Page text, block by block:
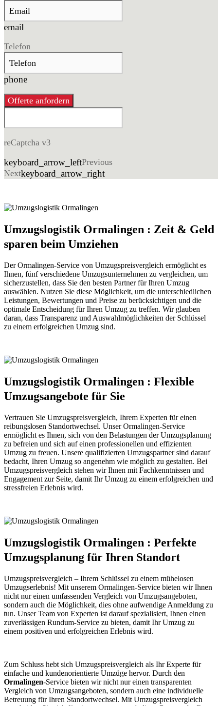
email
Telefon
phone
Offerte anfordern
reCaptcha v3
keyboard_arrow_leftPrevious
Nextkeyboard_arrow_right
Umzugslogistik Ormalingen : Zeit & Geld
sparen beim Umziehen
Der Ormalingen-Service von Umzugspreisvergleich ermöglicht es
Ihnen, fünf verschiedene Umzugsunternehmen zu vergleichen, um
sicherzustellen, dass Sie den besten Partner für Ihren Umzug
auswählen. Nutzen Sie diese Möglichkeit, um die unterschiedlichen
Leistungen, Bewertungen und Preise zu berücksichtigen und die
optimale Entscheidung für Ihren Umzug zu treffen. Wir glauben
daran, dass Transparenz und Auswahlmöglichkeiten der Schlüssel
zu einem erfolgreichen Umzug sind.
Umzugslogistik Ormalingen : Flexible
Umzugsangebote für Sie
Vertrauen Sie Umzugspreisvergleich, Ihrem Experten für einen
reibungslosen Standortwechsel. Unser Ormalingen-Service
ermöglicht es Ihnen, sich von den Belastungen der Umzugsplanung
zu befreien und sich auf einen professionellen und effizienten
Umzug zu freuen. Unsere qualifizierten Umzugspartner sind darauf
bedacht, Ihren Umzug so angenehm wie möglich zu gestalten. Bei
Umzugspreisvergleich stehen wir Ihnen mit Fachkenntnissen und
Engagement zur Seite, damit Ihr Umzug zu einem erfolgreichen und
stressfreien Erlebnis wird.
Umzugslogistik Ormalingen : Perfekte
Umzugsplanung für Ihren Standort
Umzugspreisvergleich – Ihrem Schlüssel zu einem mühelosen
Umzugserlebnis! Mit unserem Ormalingen-Service bieten wir Ihnen
nicht nur einen umfassenden Vergleich von Umzugsangeboten,
sondern auch die Möglichkeit, dies ohne aufwendige Anmeldung zu
tun. Unser Team von Experten ist darauf spezialisiert, Ihnen einen
zuverlässigen Rundum-Service zu bieten, damit Ihr Umzug zu
einem positiven und erfolgreichen Erlebnis wird.
Zum Schluss hebt sich Umzugspreisvergleich als Ihr Experte für
einfache und kundenorientierte Umzüge hervor. Durch den
Ormalingen-Service bieten wir nicht nur einen transparenten
Vergleich von Umzugsangeboten, sondern auch eine individuelle
Betreuung für Ihren Standortwechsel. Mit Umzugspreisvergleich